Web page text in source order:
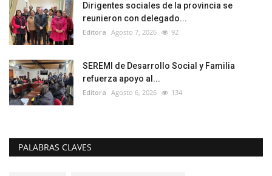
Dirigentes sociales de la provincia se
reunieron con delegado...
Editora Agosto 7, 2026 92
SEREMI de Desarrollo Social y Familia
refuerza apoyo al...
Editora Agosto 6, 2026 134
PALABRAS CLAVES